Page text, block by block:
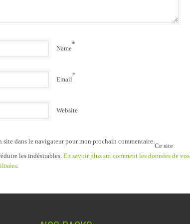
Name
*
Email
*
Website
dans le navigateur pour mon prochain commentaire.
Ce site
les indésirables. En savoir plus sur comment les données de vos
.